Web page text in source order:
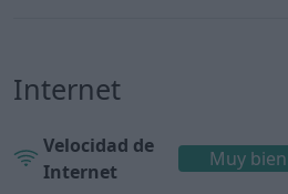
Internet
Velocidad de
Internet
Muy bien